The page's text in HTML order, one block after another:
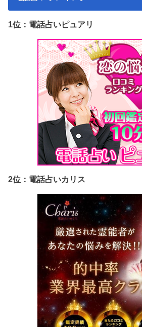
1位：電話占いピュアリ
2位：電話占いカリス